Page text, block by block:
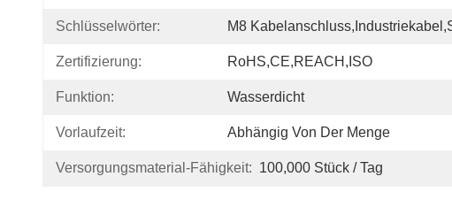
Schlüsselwörter: M8
Zertifizierung: RoHS,CE,REACH,ISO
Funktion: Wasserdicht
Vorlaufzeit: Abhängig Von Der Menge
Versorgungsmaterial-Fähigkeit: 100,000 Stück / Tag